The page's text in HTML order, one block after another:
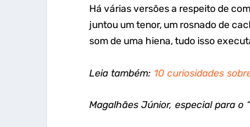
Há várias versões a respeito de
juntou um tenor, um rosnado de
som de uma hiena, tudo isso
Leia também: 10 curiosidades
Magalhães Júnior, especial para o